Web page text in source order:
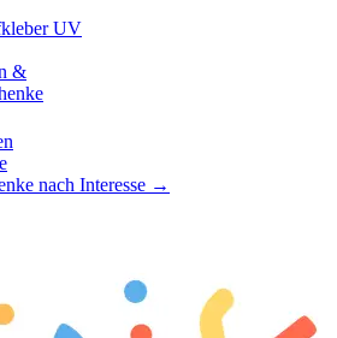
UV
&
nach Interesse →